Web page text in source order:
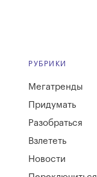
РУБРИКИ
Мегатренды
Придумать
Разобраться
Взлететь
Новости